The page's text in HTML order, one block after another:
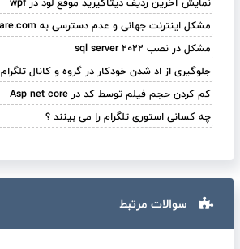
مشکل اینترنت جهانی و عدم دسترسی به cdnjs.cloudflare.com
مشکل در نصب sql server 2022
جلوگیری از اد شدن خودکار در گروه و کانال تلگرام
کم کردن حجم فیلم توسط کد در Asp net core
چه کسانی استوری تلگرام را می بینند ؟
سوالات مرتبط